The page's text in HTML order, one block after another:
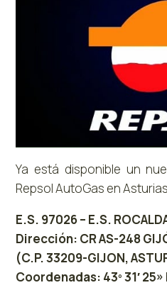
Ya está disponible un
Repsol AutoGas en
E.S. 97026 – E.S.
Dirección: CR AS-248
(C.P. 33209-GIJON,
Coordenadas: 43º 31′ 25»